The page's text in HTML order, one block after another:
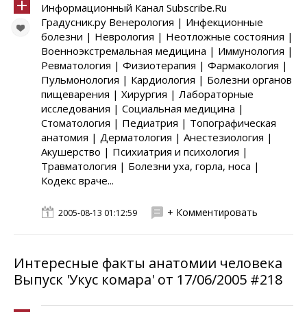
Информационный Канал Subscribe.Ru
Градусник.ру Венерология | Инфекционные
болезни | Неврология | Неотложные состояния |
Военноэкстремальная медицина | Иммунология |
Ревматология | Физиотерапия | Фармакология |
Пульмонология | Кардиология | Болезни органов
пищеварения | Хирургия | Лабораторные
исследования | Социальная медицина |
Стоматология | Педиатрия | Топографическая
анатомия | Дерматология | Анестезиология |
Акушерство | Психиатрия и психология |
Травматология | Болезни уха, горла, носа |
Кодекс враче...
2005-08-13 01:12:59 + Комментировать
Интересные факты анатомии человека
Выпуск 'Укус комара' от 17/06/2005 #218